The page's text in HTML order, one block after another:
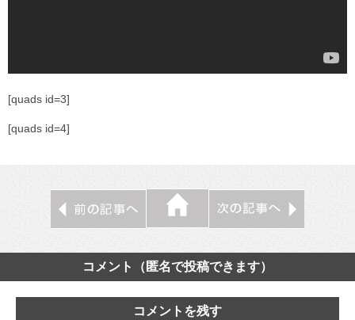
[quads id=3]
[quads id=4]
コメント（匿名で投稿できます）
コメントを残す